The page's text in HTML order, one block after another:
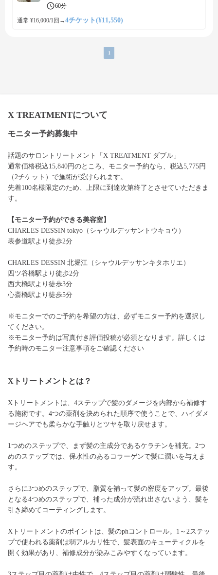
５回転コース【x treatment】
60分
通常 ¥16,000/1回 →4チケット(¥11,550)
1
X TREATMENTについて
モニター予約募集中
話題のサロントリートメント「X TREATMENT ダブル」
通常価格税込15,840円のところ、モニター予約なら、税込5,775円
（2チケット）で施術が受けられます。
先着100名様限定のため、上限に到達次第終了とさせていただきま
す。
【モニター予約ができる美容室】
CHARLES DESSIN tokyo（シャウルデッサントウキョウ）
表参道駅より徒歩2分
CHARLES DESSIN 北堀江（シャウルデッサンキタホリエ）
四ツ谷橋駅より徒歩2分
西大橋駅より徒歩3分
心斎橋駅より徒歩5分
※モニターでのご予約を希望の方は、必ずモニター予約を選択し
てください。
※モニター予約は写真付き評価投稿が必須となります。詳しくは
予約時のモニター注意事項をご確認ください
Xトリートメントとは？
Xトリートメントは、4ステップで髪のダメージを内部から補修す
る施術です。4つの薬剤を決められた順序で使うことで、ハイダメ
ージヘアでも柔らかな手触りとツヤを取り戻せます。
1つめのステップで、まず髪の主成分であるケラチンを補充。2つ
めのステップでは、保水性のあるコラーゲンで髪に潤いを与えま
す。
さらに3つめのステップで、脂質を補って髪の密度をアップ。最後
となる4つめのステップで、補った成分が流れ出さないよう、髪を
引き締めてコーティングします。
Xトリートメントのポイントは、髪のphコントロール。1～2ステッ
プで使われる薬剤は弱アルカリ性で、髪表面のキューティクルを
開く効果があり、補修成分が染みこみやすくなっています。